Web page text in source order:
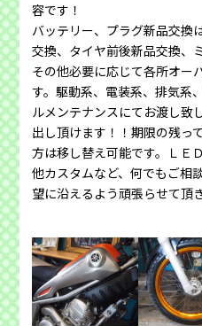
容です！
バッテリー、プラグ新品交換
交換、タイヤ前後新品交換、
その他必要に応じて各所オー
す。駆動系、電装系、排気系
ルメンテナンスにてお渡し致
出し頂けます！！期限の残っ
方は移し替え可能です。ＬＥ
他カスタムなど、何でもご相
望に沿えるよう頑張らせて頂